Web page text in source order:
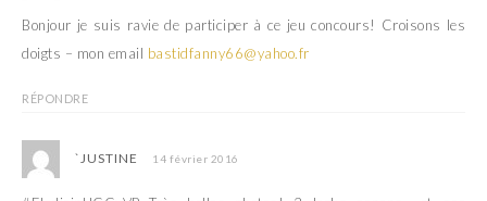
Bonjour je suis ravie de participer à ce jeu concours! Croisons les
doigts – mon email bastidfanny66@yahoo.fr
RÉPONDRE
`JUSTINE 14 février 2016